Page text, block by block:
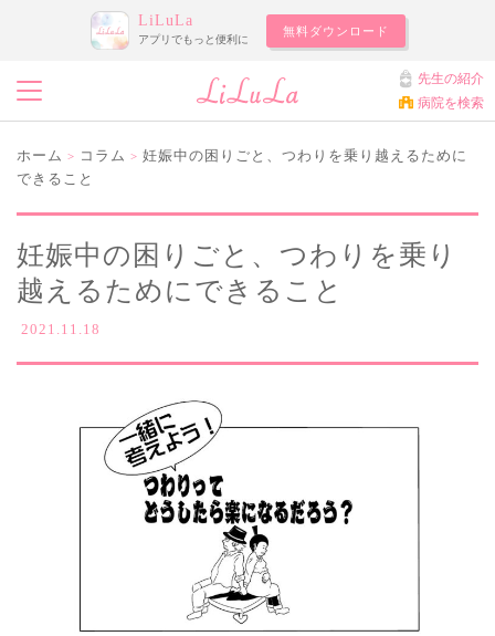
LiLuLa
アプリでもっと便利に
無料ダウンロード
先生の紹介
病院を検索
ホーム > コラム > 妊娠中の困りごと、つわりを乗り越えるために
できること
妊娠中の困りごと、つわりを乗り
越えるためにできること
2021.11.18